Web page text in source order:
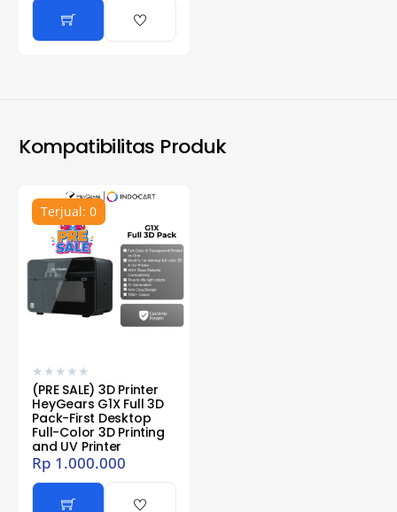
Kompatibilitas Produk
Terjual: 0
★ ★ ★ ★ ★
(PRE SALE) 3D Printer
HeyGears G1X Full 3D
Pack-First Desktop
Full-Color 3D Printing
and UV Printer
Rp 1.000.000